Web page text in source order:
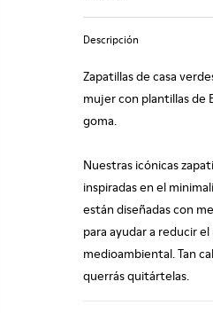
Descripción
Zapatillas de casa
mujer con plantillas de
goma.
Nuestras icónicas
inspiradas en el
están diseñadas con
para ayudar a reducir
medioambiental. Tan
querrás quitártelas.